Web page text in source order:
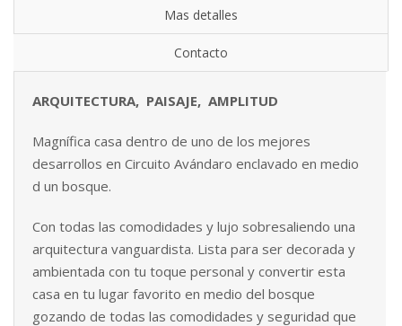
Mas detalles
Contacto
ARQUITECTURA, PAISAJE, AMPLITUD
Magnífica casa dentro de uno de los mejores
desarrollos en Circuito Avándaro enclavado en medio
d un bosque.
Con todas las comodidades y lujo sobresaliendo una
arquitectura vanguardista. Lista para ser decorada y
ambientada con tu toque personal y convertir esta
casa en tu lugar favorito en medio del bosque
gozando de todas las comodidades y seguridad que